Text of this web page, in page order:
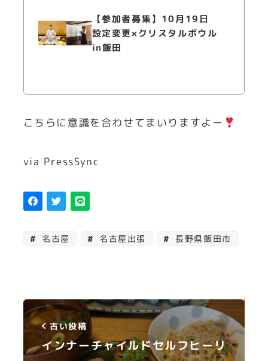
【参加者募集】10月19日
設定変更×クリスタルボウル
in飯田
こちらに意識を合わせてまいりますよー
via PressSync
名古屋 名古屋出張 長野県飯田市
古い投稿
インナーチャイルドセルフヒーリ